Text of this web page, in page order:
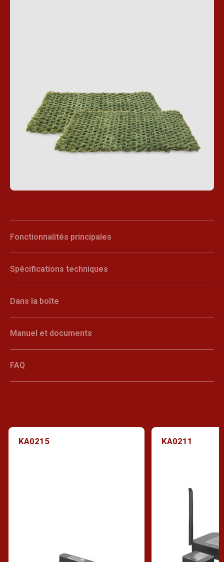
Fonctionnalités principales
Spécifications techniques
Dans la boîte
Manuel et documents
FAQ
KA0215 KA0211